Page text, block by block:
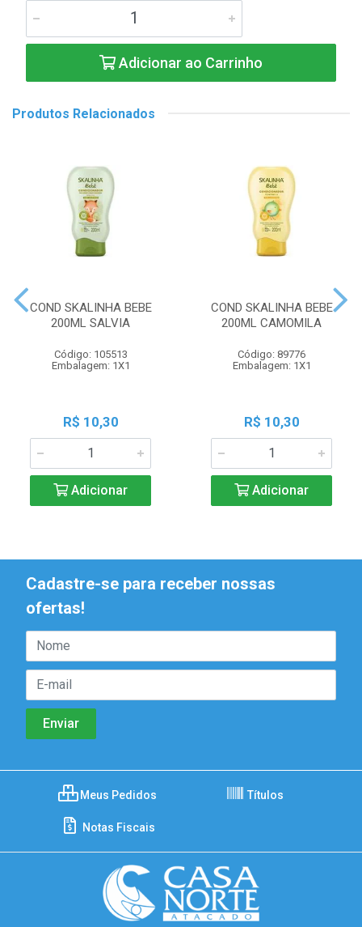
Adicionar ao Carrinho
Produtos Relacionados
COND SKALINHA BEBE
200ML SALVIA
Código: 105513
Embalagem: 1X1
R$ 10,30
Adicionar
COND SKALINHA BEBE
200ML CAMOMILA
Código: 89776
Embalagem: 1X1
R$ 10,30
Adicionar
Cadastre-se para receber nossas
ofertas!
Meus Pedidos Títulos
Notas Fiscais